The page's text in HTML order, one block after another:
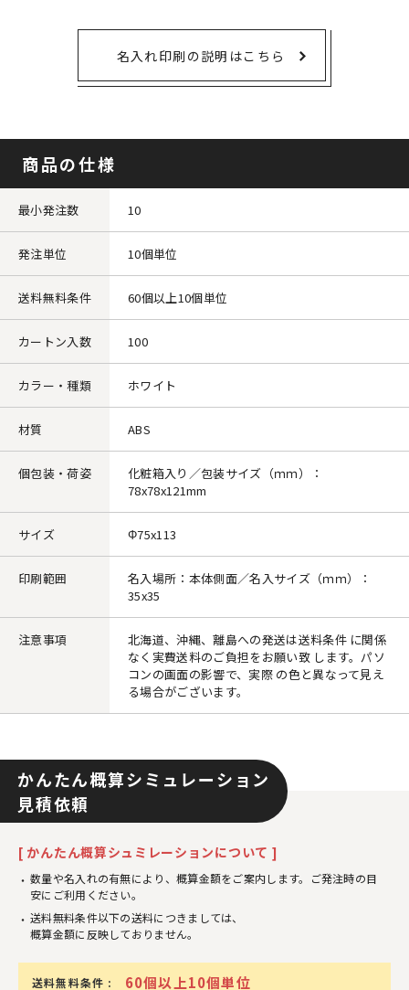
名入れ印刷の説明はこちら
商品の仕様
最小発注数 10
発注単位 10個単位
送料無料条件 60個以上10個単位
カートン入数 100
カラー・種類 ホワイト
材質 ABS
個包装・荷姿
化粧箱入り／包装サイズ（ｍｍ）：
78x78x121mm
サイズ Φ75x113
印刷範囲
名入場所：本体側面／名入サイズ（ｍｍ）：
35x35
注意事項
北海道、沖縄、離島への発送は送料条件 に関係
なく実費送料のご負担をお願い致 します。パソ
コンの画面の影響で、実際 の色と異なって見え
る場合がございます。
かんたん概算シミュレーション
見積依頼
[ かんたん概算シュミレーションについて ]
数量や名入れの有無により、概算金額をご案内します。ご発注時の目
安にご利用ください。
送料無料条件以下の送料につきましては、
概算金額に反映しておりません。
送料無料条件 : 60個以上10個単位